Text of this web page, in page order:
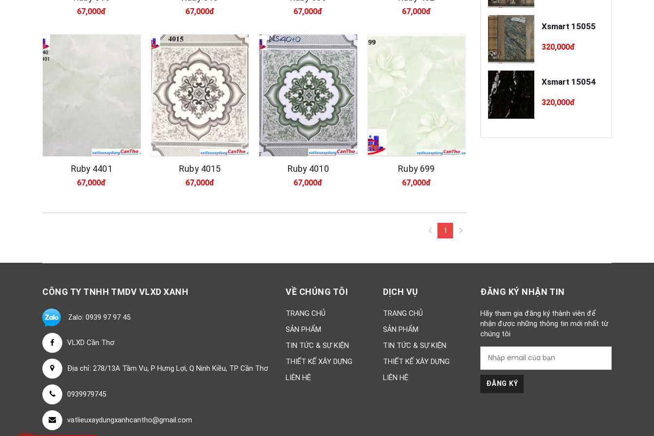
67,000đ 67,000đ 67,000đ 67,000đ
Ruby 4401
67,000đ
Ruby 4015
67,000đ
Ruby 4010
67,000đ
Ruby 699
67,000đ
1(current)
320,000đ
Xsmart 15054
320,000đ
dẻo cao cấp
MSD-L68-XT75
Xsmart 15055
320,000đ
Xsmart 15054
320,000đ
CÔNG TY TNHH TMDV VLXD XANH
Zalo: 0939 97 97 45
VLXD Cần Thơ
Địa chỉ: 278/13A Tầm Vu, P Hưng Lợi, Q Ninh Kiều, TP Cần Thơ
0939979745
vatlieuxaydungxanhcantho@gmail.com
VỀ CHÚNG TÔI
TRANG CHỦ
SẢN PHẨM
TIN TỨC & SỰ KIỆN
THIẾT KẾ XÂY DỰNG
LIÊN HỆ
DỊCH VỤ
TRANG CHỦ
SẢN PHẨM
TIN TỨC & SỰ KIỆN
THIẾT KẾ XÂY DỰNG
LIÊN HỆ
ĐĂNG KÝ NHẬN TIN
Hãy tham gia đăng ký thành viên để
nhận được những thông tin mới nhất từ
chúng tôi
ĐĂNG KÝ